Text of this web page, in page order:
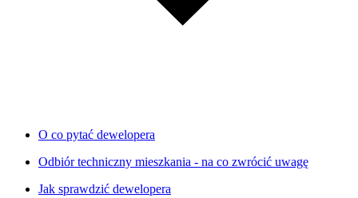
O co pytać dewelopera
Odbiór techniczny mieszkania - na co zwrócić uwagę
Jak sprawdzić dewelopera